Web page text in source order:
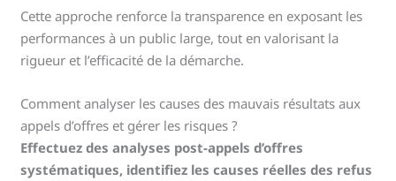
Cette approche renforce la transparence en exposant les
performances à un public large, tout en valorisant la
rigueur et l’efficacité de la démarche.
Comment analyser les causes des mauvais résultats aux
appels d’offres et gérer les risques ?
Effectuez des analyses post-appels d’offres
systématiques, identifiez les causes réelles des refus